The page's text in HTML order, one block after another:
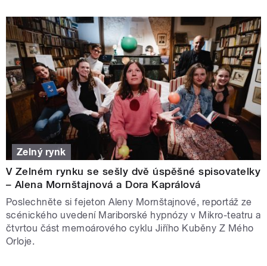
Zelný rynk
V Zelném rynku se sešly dvě úspěšné spisovatelky
– Alena Mornštajnová a Dora Kaprálová
Poslechněte si fejeton Aleny Mornštajnové, reportáž ze
scénického uvedení Mariborské hypnózy v Mikro-teatru a
čtvrtou část memoárového cyklu Jiřího Kuběny Z Mého
Orloje.